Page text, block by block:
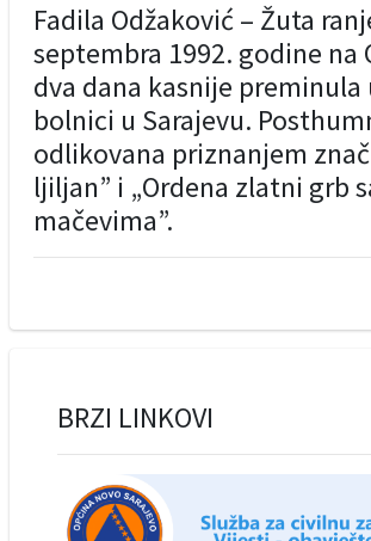
Fadila Odžaković – Žuta
septembra 1992. godine na
dva dana kasnije preminula
bolnici u Sarajevu.
odlikovana priznanjem
ljiljan” i „Ordena zlatni grb
mačevima”.
BRZI LINKOVI